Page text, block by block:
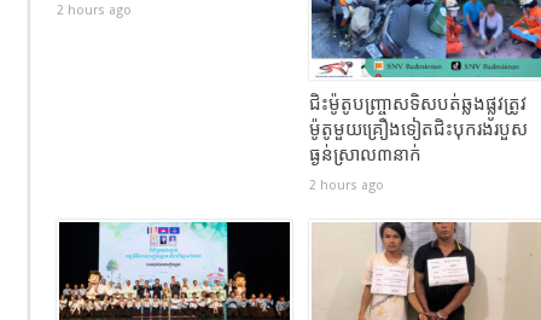
2 hours ago
ជិះម៉ូតូបញ្ច្រាសទិសបត់ឆ្លងផ្លូវត្រូវ
ម៉ូតូមួយគ្រឿងទៀតជិះបុករងរបួស
ធ្ងន់ស្រាល៣នាក់
2 hours ago